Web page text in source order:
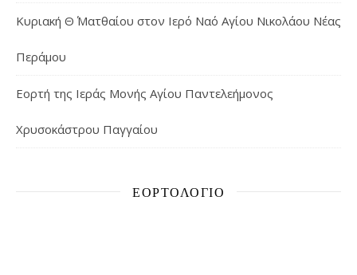
Κυριακή Θ΄ Ματθαίου στον Ιερό Ναό Αγίου Νικολάου Νέας
Περάμου
Εορτή της Ιεράς Μονής Αγίου Παντελεήμονος
Χρυσοκάστρου Παγγαίου
ΕΟΡΤΟΛΌΓΙΟ